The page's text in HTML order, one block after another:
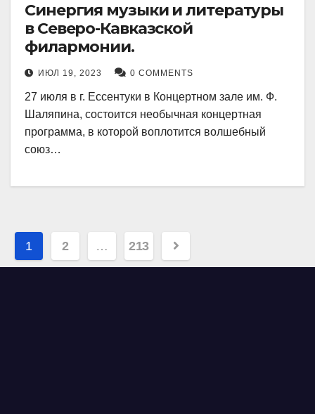
Синергия музыки и литературы
в Северо-Кавказской
филармонии.
ИЮЛ 19, 2023 0 COMMENTS
27 июля в г. Ессентуки в Концертном зале им. Ф.
Шаляпина, состоится необычная концертная
программа, в которой воплотится волшебный
союз…
Навигация
по
1 2 … 213